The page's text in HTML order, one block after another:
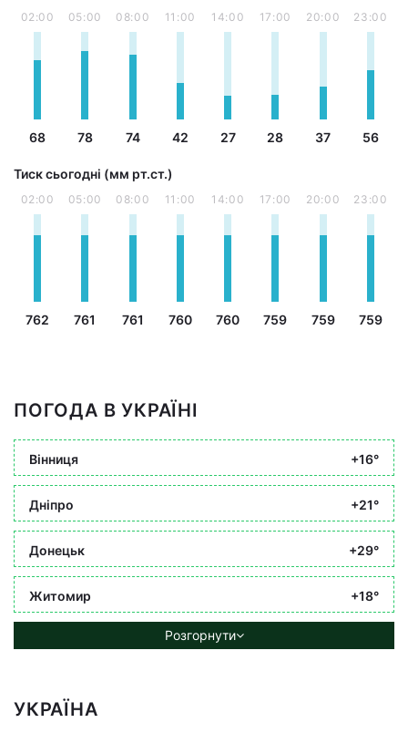
02:00
68
05:00
78
08:00
74
11:00
42
14:00
27
17:00
28
20:00
37
23:00
56
Тиск сьогодні (мм рт.ст.)
02:00
762
05:00
761
08:00
761
11:00
760
14:00
760
17:00
759
20:00
759
23:00
759
ПОГОДА В УКРАЇНІ
Вінниця +16°
Дніпро +21°
Донецьк +29°
Житомир +18°
Розгорнути
УКРАЇНА